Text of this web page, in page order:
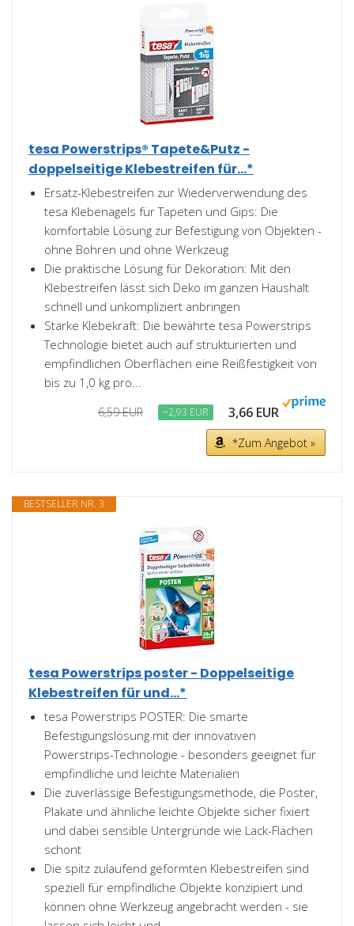
tesa Powerstrips® Tapete&Putz -
doppelseitige Klebestreifen für...*
Ersatz-Klebestreifen zur Wiederverwendung des
tesa Klebenagels für Tapeten und Gips: Die
komfortable Lösung zur Befestigung von Objekten -
ohne Bohren und ohne Werkzeug
Die praktische Lösung für Dekoration: Mit den
Klebestreifen lässt sich Deko im ganzen Haushalt
schnell und unkompliziert anbringen
Starke Klebekraft: Die bewährte tesa Powerstrips
Technologie bietet auch auf strukturierten und
empfindlichen Oberflächen eine Reißfestigkeit von
bis zu 1,0 kg pro...
6,59 EUR −2,93 EUR 3,66 EUR
*Zum Angebot »
BESTSELLER NR. 3
tesa Powerstrips poster - Doppelseitige
Klebestreifen für und...*
tesa Powerstrips POSTER: Die smarte
Befestigungslösung mit der innovativen
Powerstrips-Technologie - besonders geeignet für
empfindliche und leichte Materialien
Die zuverlässige Befestigungsmethode, die Poster,
Plakate und ähnliche leichte Objekte sicher fixiert
und dabei sensible Untergründe wie Lack-Flächen
schont
Die spitz zulaufend geformten Klebestreifen sind
speziell für empfindliche Objekte konzipiert und
können ohne Werkzeug angebracht werden - sie